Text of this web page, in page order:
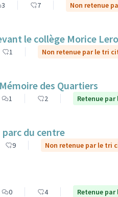
3 7 Non retenue
le collège Morice
1 Non retenue par le tri
des Quartiers
1 2 Retenue
parc du centre
9 Non retenue par le tri
0 4 Retenue